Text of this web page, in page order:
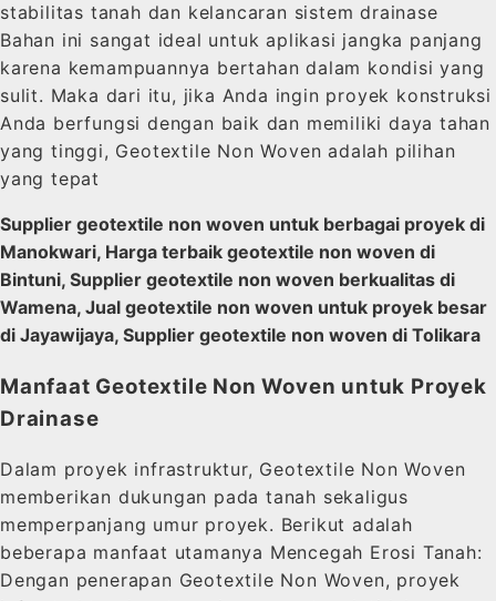
stabilitas tanah dan kelancaran sistem drainase
Bahan ini sangat ideal untuk aplikasi jangka panjang
karena kemampuannya bertahan dalam kondisi yang
sulit. Maka dari itu, jika Anda ingin proyek konstruksi
Anda berfungsi dengan baik dan memiliki daya tahan
yang tinggi, Geotextile Non Woven adalah pilihan
yang tepat
Supplier geotextile non woven untuk berbagai proyek di
Manokwari, Harga terbaik geotextile non woven di
Bintuni, Supplier geotextile non woven berkualitas di
Wamena, Jual geotextile non woven untuk proyek besar
di Jayawijaya, Supplier geotextile non woven di Tolikara
Manfaat Geotextile Non Woven untuk Proyek
Drainase
Dalam proyek infrastruktur, Geotextile Non Woven
memberikan dukungan pada tanah sekaligus
memperpanjang umur proyek. Berikut adalah
beberapa manfaat utamanya Mencegah Erosi Tanah:
Dengan penerapan Geotextile Non Woven, proyek